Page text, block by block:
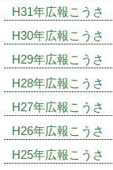
H31年広報こうさ
H30年広報こうさ
H29年広報こうさ
H28年広報こうさ
H27年広報こうさ
H26年広報こうさ
H25年広報こうさ